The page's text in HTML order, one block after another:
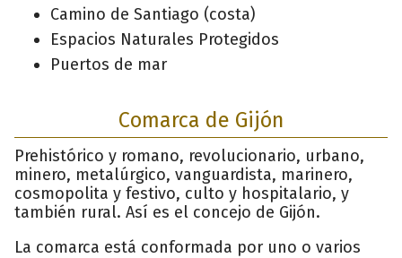
Camino de Santiago (costa)
Espacios Naturales Protegidos
Puertos de mar
Comarca de Gijón
Prehistórico y romano, revolucionario, urbano,
minero, metalúrgico, vanguardista, marinero,
cosmopolita y festivo, culto y hospitalario, y
también rural. Así es el concejo de Gijón.
La comarca está conformada por uno o varios